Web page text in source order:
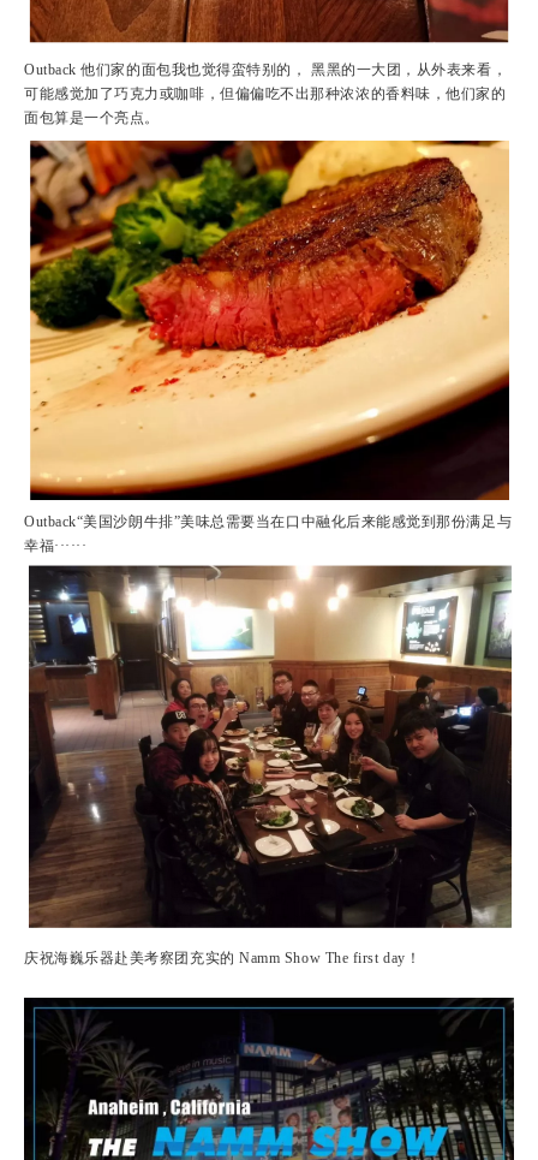
Outback 他们家的面包我也觉得蛮特别的， 黑黑的一大团，从外表来看，
可能感觉加了巧克力或咖啡，但偏偏吃不出那种浓浓的香料味，他们家的
面包算是一个亮点。
Outback“美国沙朗牛排”美味总需要当在口中融化后来能感觉到那份满足与
幸福······
庆祝海巍乐器赴美考察团充实的 Namm Show The first day！